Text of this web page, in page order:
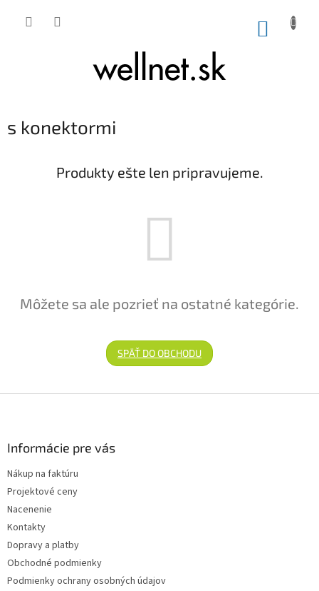
s konektormi
Produkty ešte len pripravujeme.
Môžete sa ale pozrieť na ostatné kategórie.
SPÄŤ DO OBCHODU
Informácie pre vás
Nákup na faktúru
Projektové ceny
Nacenenie
Kontakty
Dopravy a platby
Obchodné podmienky
Podmienky ochrany osobných údajov